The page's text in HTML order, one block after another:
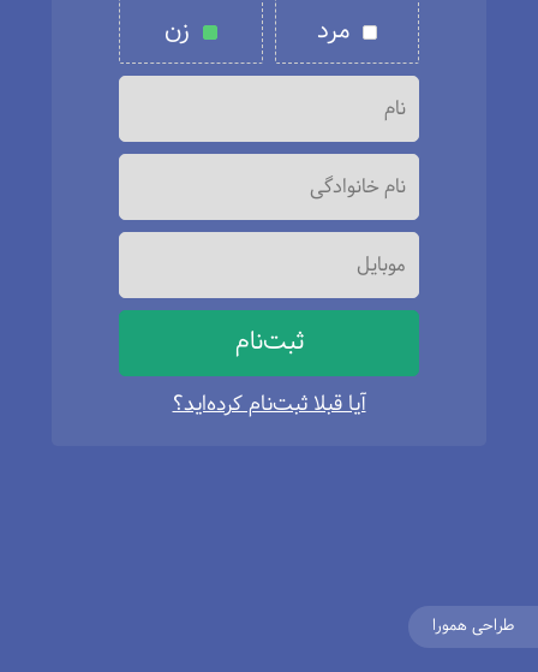
مرد زن
ثبت‌نام
آیا قبلا ثبت‌نام کرده‌اید؟
طراحی همورا